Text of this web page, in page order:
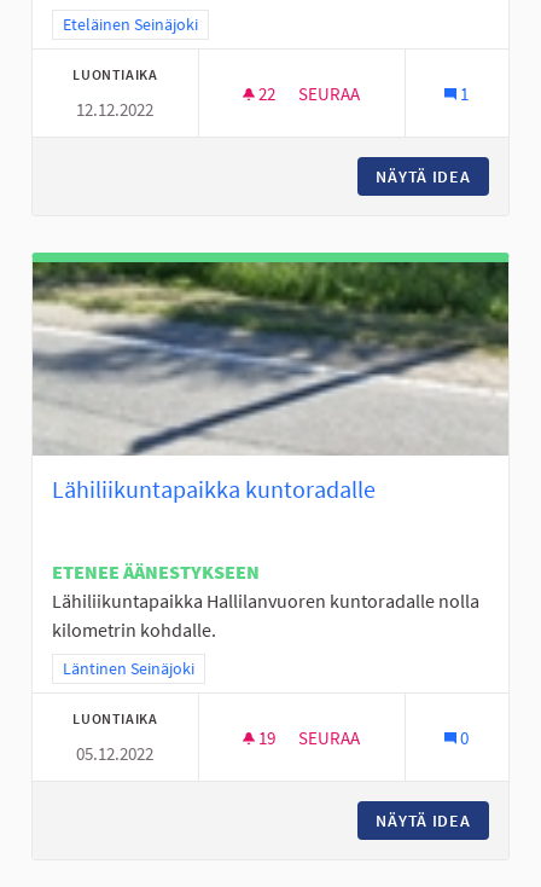
Rajaa tulokset teeman mukaan: Eteläinen Seinäjoki
Eteläinen Seinäjoki
LUONTIAIKA
12.12.2022
22 22 SEURAAJAA
SEURAA 1
NÄYTÄ IDEA
Lähiliikuntapaikka kuntoradalle
ETENEE ÄÄNESTYKSEEN
Lähiliikuntapaikka Hallilanvuoren kuntoradalle nolla
kilometrin kohdalle.
Rajaa tulokset teeman mukaan: Läntinen Seinäjoki
Läntinen Seinäjoki
LUONTIAIKA
05.12.2022
19 19 SEURAAJAA
SEURAA 0
NÄYTÄ IDEA